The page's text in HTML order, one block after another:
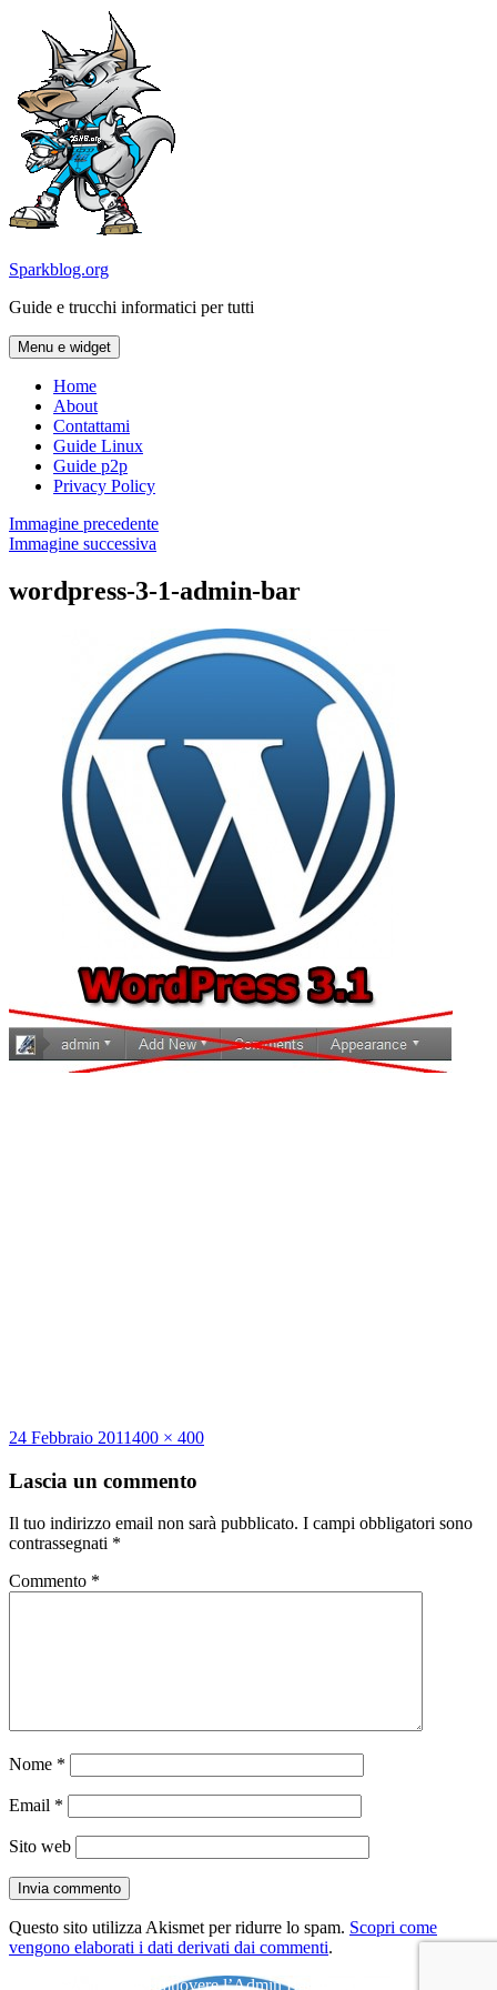
contenuto
Sparkblog.org
Guide e trucchi informatici per tutti
Menu e widget
Home
About
Contattami
Guide Linux
Guide p2p
Privacy Policy
Immagine precedente
Immagine successiva
wordpress-3-1-admin-bar
Scritto
24 Febbraio 2011Dimensione
400 × 400
Lascia un commento
Il tuo indirizzo email non sarà pubblicato. I campi obbligatori sono
contrassegnati *
Commento *
Nome *
Email *
Sito web
Questo sito utilizza Akismet per ridurre lo spam. Scopri come
vengono elaborati i dati derivati dai commenti.
Come rimuovere l’Admin Bar in WordPress 3.1